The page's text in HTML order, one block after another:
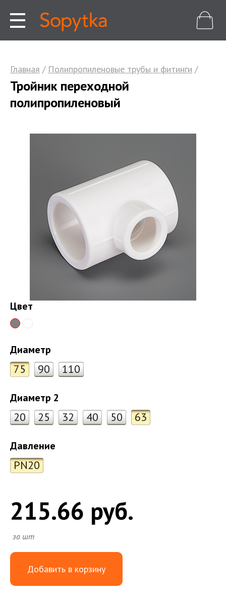
Главная / Полипропиленовые трубы и фитинги /
Тройник переходной
полипропиленовый
Цвет
Диаметр
75 90 110
Диаметр 2
20 25 32 40 50 63
Давление
PN20
215.66 руб.
за шт
Добавить в корзину